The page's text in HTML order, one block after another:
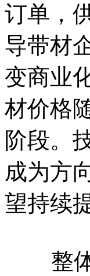
订单，
导带材
变商业
材价格
阶段。
成为方
望持续
整体